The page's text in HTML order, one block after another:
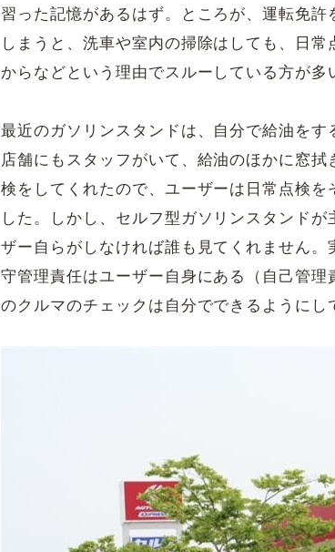
習った記憶があるはず。ところが、運転免
しまうと、洗車や室内の掃除はしても、日
からなどという理由でスルーしている方が多
最近のガソリンスタンドは、自分で給油を
店舗にもスタッフがいて、給油のほかに窓
検をしてくれたので、ユーザーは日常点検
した。しかし、セルフ型ガソリンスタンド
ザー自らがしなければ誰も見てくれません
守管理責任はユーザー自身にある（自己管
のクルマのチェックは自分でできるようにし